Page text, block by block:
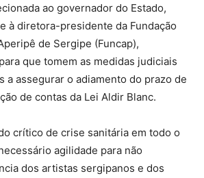
ao governador do Estado,
à diretora-presidente da Fundação
de Sergipe (Funcap),
que tomem as medidas judiciais
a assegurar o adiamento do prazo de
de contas da Lei Aldir Blanc.
crítico de crise sanitária em todo o
agilidade para não
dos artistas sergipanos e dos